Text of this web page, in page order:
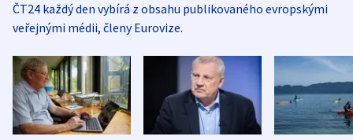
ČT24 každý den vybírá z obsahu publikovaného evropskými
veřejnými médii, členy Eurovize.